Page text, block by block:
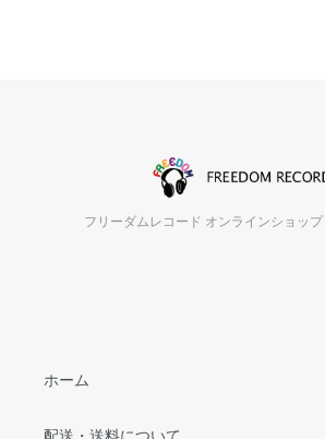
フリーダムレコード オンラインショッ
ホーム
配送・送料について